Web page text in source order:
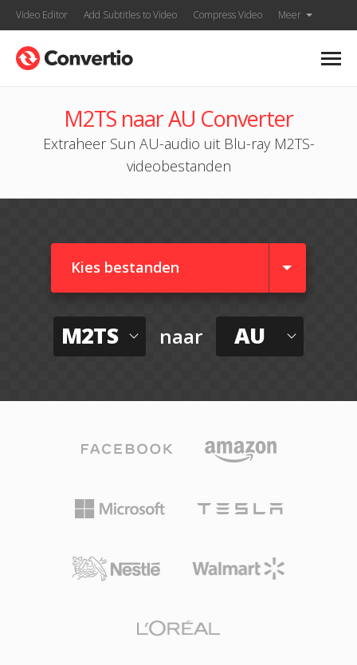
Video Editor Add Subtitles to Video Compress Video Meer
M2TS naar AU Converter
Extraheer Sun AU-audio uit Blu-ray M2TS-
videobestanden
Kies bestanden
M2TS naar AU